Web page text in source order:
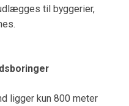
til byggerier,
ligger kun 800 meter